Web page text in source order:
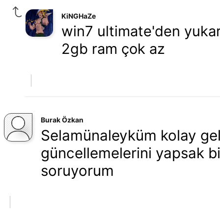
KiNGHaZe
win7 ultimate'den
2gb ram çok az
Burak Özkan
Selamünaleyküm kolay
güncellemelerini yapsak
soruyorum